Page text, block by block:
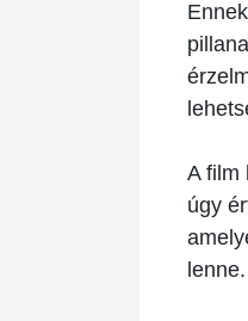
A film
úgy
lenne.